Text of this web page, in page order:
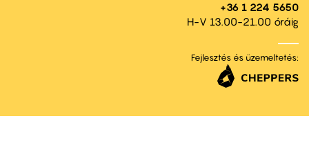
+36 1 224 5650
H-V 13.00-21.00 óráig
Fejlesztés és üzemeltetés: